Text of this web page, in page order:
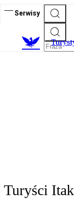
Serwisy
T
Turyści